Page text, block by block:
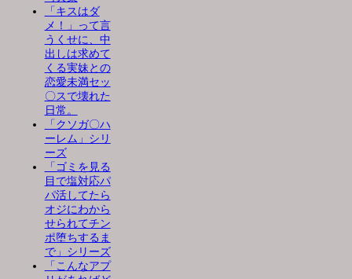
「キスはダ
メ！」って言
うくせに、中
出しは求めて
くる実妹との
恋愛未満セッ
〇スで壊れた
日常。
「クソガ〇ハ
ーレム」シリ
ーズ
「ゴミを見る
目で塩対応パ
パ活してたら
オジにわから
せられてチン
ポ堕ちするま
で」シリーズ
「こんなアプ